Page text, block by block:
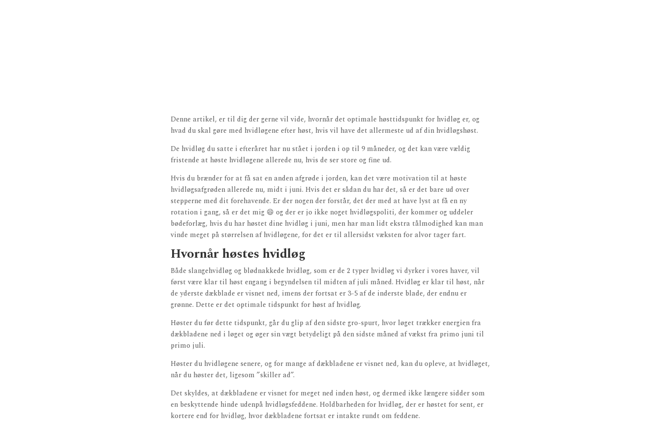
Denne artikel, er til dig der gerne vil vide, hvornår det optimale høsttidspunkt for hvidløg er, og
hvad du skal gøre med hvidløgene efter høst, hvis vil have det allermeste ud af din hvidløgshøst.
De hvidløg du satte i efteråret har nu stået i jorden i op til 9 måneder, og det kan være vældig
fristende at høste hvidløgene allerede nu, hvis de ser store og fine ud.
Hvis du brænder for at få sat en anden afgrøde i jorden, kan det være motivation til at høste
hvidløgsafgrøden allerede nu, midt i juni. Hvis det er sådan du har det, så er det bare ud over
stepperne med dit forehavende. Er der nogen der forstår, det der med at have lyst at få en ny
rotation i gang, så er det mig 😄 og der er jo ikke noget hvidløgspoliti, der kommer og uddeler
bødeforlæg, hvis du har høstet dine hvidløg i juni, men har man lidt ekstra tålmodighed kan man
vinde meget på størrelsen af hvidløgene, for det er til allersidst væksten for alvor tager fart.
Hvornår høstes hvidløg
Både slangehvidløg og blødnakkede hvidløg, som er de 2 typer hvidløg vi dyrker i vores haver, vil
først være klar til høst engang i begyndelsen til midten af juli måned. Hvidløg er klar til høst, når
de yderste dækblade er visnet ned, imens der fortsat er 3-5 af de inderste blade, der endnu er
grønne. Dette er det optimale tidspunkt for høst af hvidløg.
Høster du før dette tidspunkt, går du glip af den sidste gro-spurt, hvor løget trækker energien fra
dækbladene ned i løget og øger sin vægt betydeligt på den sidste måned af vækst fra primo juni til
primo juli.
Høster du hvidløgene senere, og for mange af dækbladene er visnet ned, kan du opleve, at hvidløget,
når du høster det, ligesom ”skiller ad”.
Det skyldes, at dækbladene er visnet for meget ned inden høst, og dermed ikke længere sidder som
en beskyttende hinde udenpå hvidløgsfeddene. Holdbarheden for hvidløg, der er høstet for sent, er
kortere end for hvidløg, hvor dækbladene fortsat er intakte rundt om feddene.